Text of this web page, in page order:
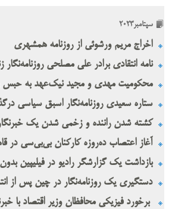
سپتامبر2023
اخراج مریم ورشوئی از روزنامه همشهری
نامه انتقادی برادر علی مصلحی روزنامه‌نگار
محکومیت مهدی و مجید نیک‌عهد به حبس
ستاره سعیدی روزنامه‌نگار اسبق سیاسی
کشته شدن راننده و زخمی شدن یک
آغاز اعتصاب ده‌روزه کارکنان بی‌بی‌سی در
بازداشت یک گزارشگر رادیو در فیلیپین
دستگیری یک روزنامه‌نگار در چین پس از
برخورد فیزیکی محافظان وزیر اقتصاد با